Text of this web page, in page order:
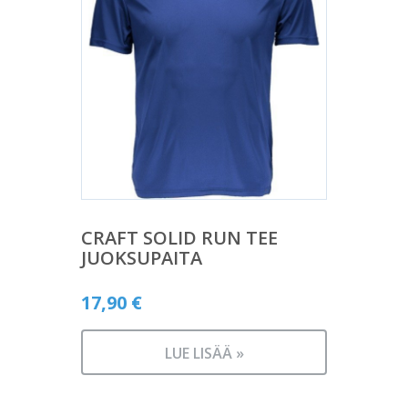
CRAFT SOLID RUN TEE
JUOKSUPAITA
17,90 €
LUE LISÄÄ »